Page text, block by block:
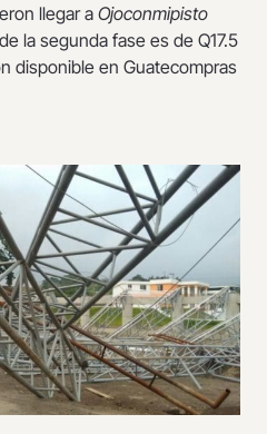
llegar a Ojoconmipisto
la segunda fase es de Q17.5
disponible en Guatecompras